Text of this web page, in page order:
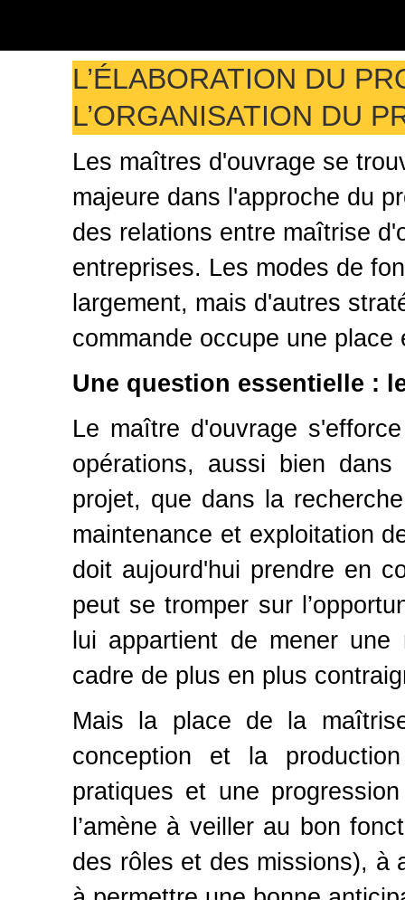
L’ÉLABORATION DU
L’ORGANISATION DU
Les maîtres d'ouvrage se
majeure dans l'approche du
des relations entre maîtrise
entreprises. Les modes de
largement, mais d'autres
commande occupe une
Une question essentielle :
Le maître d'ouvrage
opérations, aussi bien
projet, que dans la
maintenance et exploitation
doit aujourd'hui prendre en
peut se tromper sur
lui appartient de mener
cadre de plus en plus
Mais la place de la
conception et la
pratiques et une
l’amène à veiller au bon
des rôles et des missions), à